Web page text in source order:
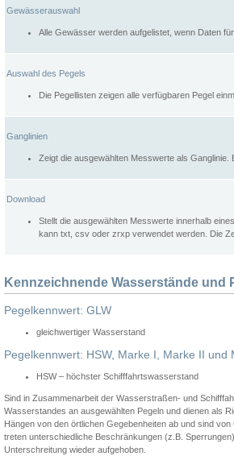
Gewässerauswahl
Alle Gewässer werden aufgelistet, wenn Daten
Auswahl des Pegels
Die Pegellisten zeigen alle verfügbaren Pegel
Ganglinien
Zeigt die ausgewählten Messwerte als Ganglinie.
Download
Stellt die ausgewählten Messwerte innerhalb
kann txt, csv oder zrxp verwendet werden. Die
Kennzeichnende Wasserstände und
Pegelkennwert: GLW
gleichwertiger Wasserstand
Pegelkennwert: HSW, Marke I, Marke II und
HSW – höchster Schifffahrtswasserstand
Sind in Zusammenarbeit der Wasserstraßen- und
Wasserstandes an ausgewählten Pegeln und dienen als
Hängen von den örtlichen Gegebenheiten ab und sind
treten unterschiedliche Beschränkungen (z.B.
Unterschreitung wieder aufgehoben.